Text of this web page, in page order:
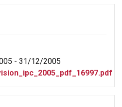
- 31/12/2005